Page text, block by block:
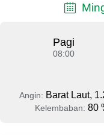
Pagi
08:00
Angin: Barat Laut,
Kelembaban: 80